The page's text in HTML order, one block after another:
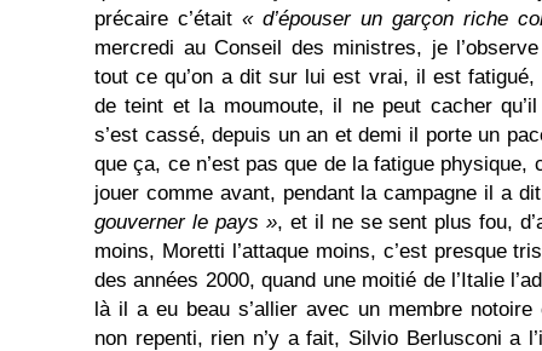
précaire c’était « d’épouser un garçon riche
mercredi au Conseil des ministres, je
tout ce qu’on a dit sur lui est vrai, il est
de teint et la moumoute, il ne peut cacher
s’est cassé, depuis un an et demi il porte un
que ça, ce n’est pas que de la fatigue physique,
jouer comme avant, pendant la campagne il a
gouverner le pays », et il ne se sent plus fou,
moins, Moretti l’attaque moins, c’est presque
des années 2000, quand une moitié de l’Italie
là il a eu beau s’allier avec un membre
non repenti, rien n’y a fait, Silvio Berlusconi a